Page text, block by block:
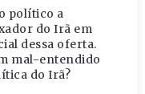
político a
do Irã em
dessa oferta.
mal-entendido
do Irã?